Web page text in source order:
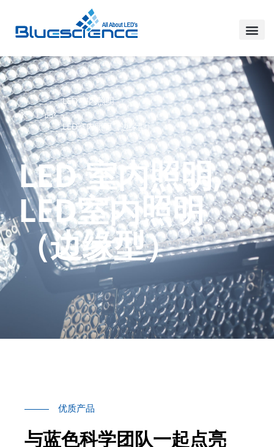
家 产品
LED 室内照明
,
LED室内照明（边缘型）
LED 室内照明,
LED室内照明
（边缘型）
优质产品
与蓝色科学团队一起点亮